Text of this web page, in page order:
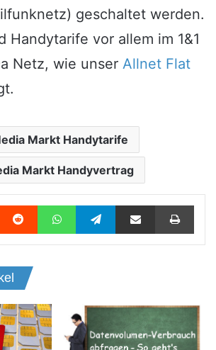
geschaltet werden.
Handytarife vor allem im 1&1
Netz, wie unser Allnet Flat
Markt Handytarife
Markt Handyvertrag
Reddit WhatsApp Telegram Teile per E-Mail